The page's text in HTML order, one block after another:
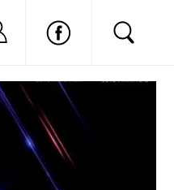
Nu ai cont?